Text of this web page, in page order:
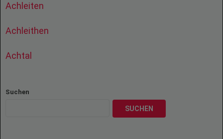
Achleiten
Achleithen
Achtal
Suchen
SUCHEN